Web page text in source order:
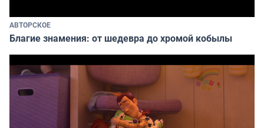
АВТОРСКОЕ
Благие знамения: от шедевра до хромой кобылы